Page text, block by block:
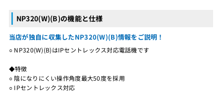
NP320(W)(B)の機能と仕様
当店が独自に収集したNP320(W)(B)情報をご説明！
○ NP320(W)(B)はIPセントレックス対応電話機です
◆特徴
○ 陰になりにくい操作角度最大50度を採用
○ IPセントレックス対応